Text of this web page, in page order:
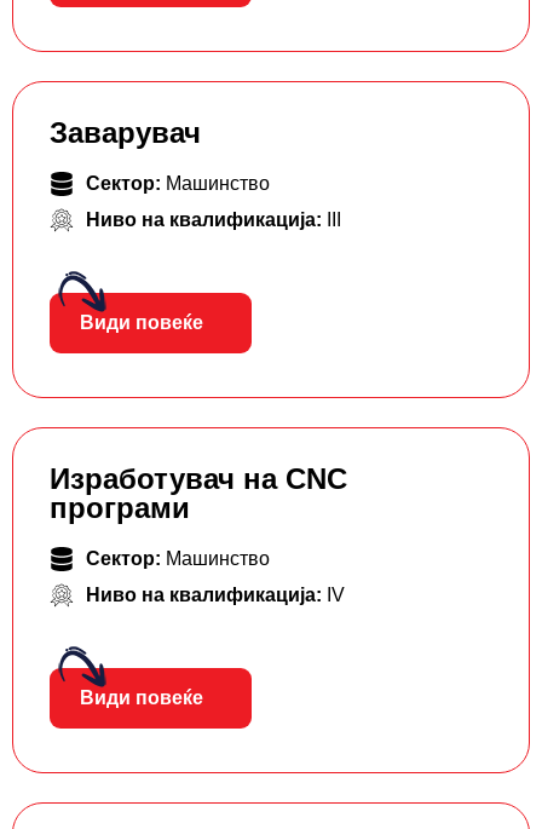
Заварувач
Сектор: Машинство
Ниво на квалификација:
Види повеќе
Изработувач на CNC
програми
Сектор: Машинство
Ниво на квалификација: IV
Види повеќе